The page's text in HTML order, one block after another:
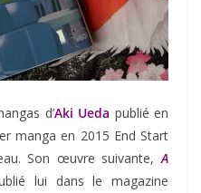
d’Aki Ueda publié en
manga en 2015 End Start
Son œuvre suivante, A
lui dans le magazine